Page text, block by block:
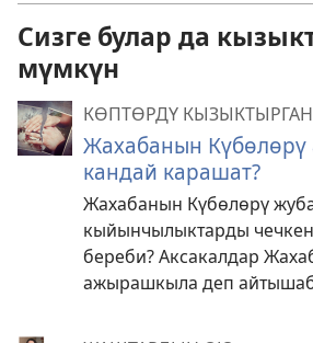
Сизге булар да
мүмкүн
КӨПТӨРДҮ
Жахабанын
кандай карашат?
Жахабанын Күбөлөрү
кыйынчылыктарды
береби? Аксакалдар
ажырашкыла деп